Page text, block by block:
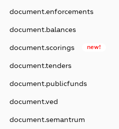
document.enforcements
document.balances
document.scorings new!
document.tenders
document.publicfunds
document.ved
document.semantrum